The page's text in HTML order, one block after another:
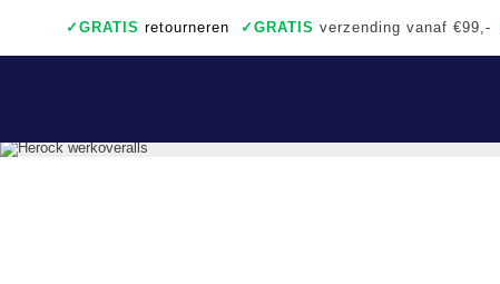
✓ GRATIS retourneren ✓ GRATIS verzending vanaf €99,-